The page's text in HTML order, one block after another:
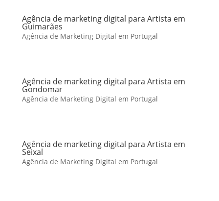
Agência de marketing digital para Artista em
Guimarães
Agência de Marketing Digital em Portugal
Agência de marketing digital para Artista em
Gondomar
Agência de Marketing Digital em Portugal
Agência de marketing digital para Artista em
Seixal
Agência de Marketing Digital em Portugal